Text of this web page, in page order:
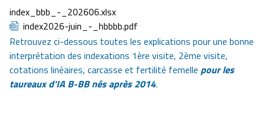
Document
index_bbb_-_202606.xlsx
Document
index2026-juin_-_hbbbb.pdf
Retrouvez ci-dessous toutes les explications pour une bonne
interprétation des indexations 1ère visite, 2ème visite,
cotations linéaires, carcasse et fertilité femelle pour les
taureaux d'IA B-BB nés après 2014.